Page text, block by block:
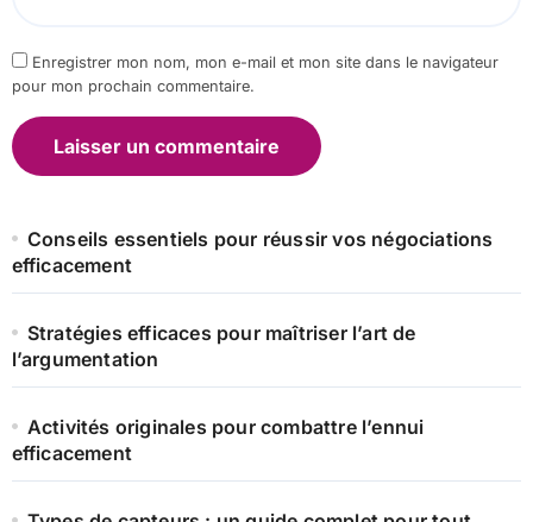
Enregistrer mon nom, mon e-mail et mon site dans le navigateur
pour mon prochain commentaire.
Conseils essentiels pour réussir vos négociations
efficacement
Stratégies efficaces pour maîtriser l’art de
l’argumentation
Activités originales pour combattre l’ennui
efficacement